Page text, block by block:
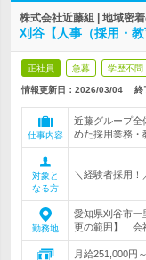
株式会社近藤組 | 地域密
刈谷【人事（採用・
正社員 急募 学歴不問
情報更新日：2026/03/04 終
仕事内容
近藤グループ全
めた採用業務・
対象と
なる方
＼経験者採用！
勤務地
愛知県刈谷市一
更の範囲】 会
月給251,000円